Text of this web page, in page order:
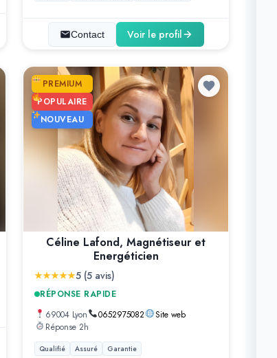
Contact Voir le profil
PREMIUM
POPULAIRE
NOUVEAU
Céline Lafond, Magnétiseur et
Energéticien
5 (5 avis)
RÉPONSE RAPIDE
69004 Lyon
0652975082
Site web
Réponse 2h
Qualifié Assuré Garantie